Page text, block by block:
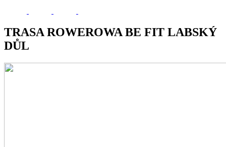
TRASA ROWEROWA BE FIT LABSKÝ
DŮL